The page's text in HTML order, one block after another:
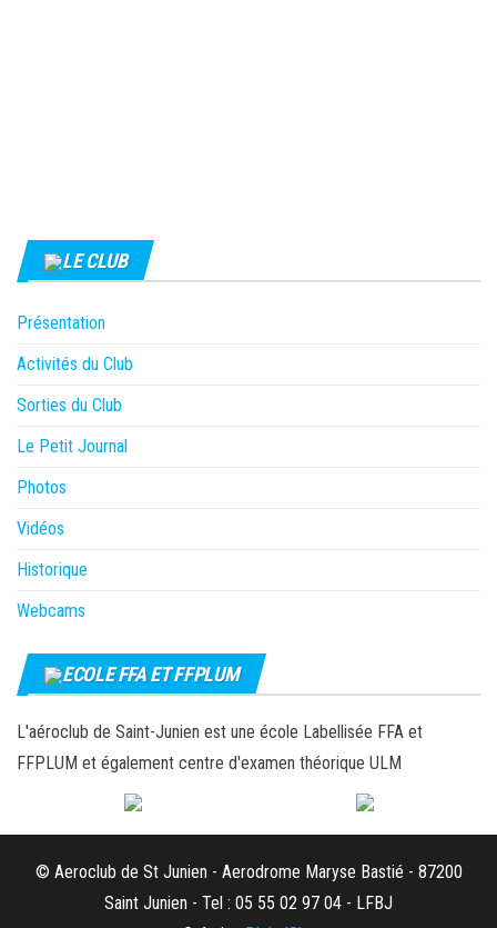
LE CLUB
Présentation
Activités du Club
Sorties du Club
Le Petit Journal
Photos
Vidéos
Historique
Webcams
ECOLE FFA ET FFPLUM
L'aéroclub de Saint-Junien est une école Labellisée FFA et
FFPLUM et également centre d'examen théorique ULM
© Aeroclub de St Junien - Aerodrome Maryse Bastié - 87200
Saint Junien - Tel : 05 55 02 97 04 - LFBJ